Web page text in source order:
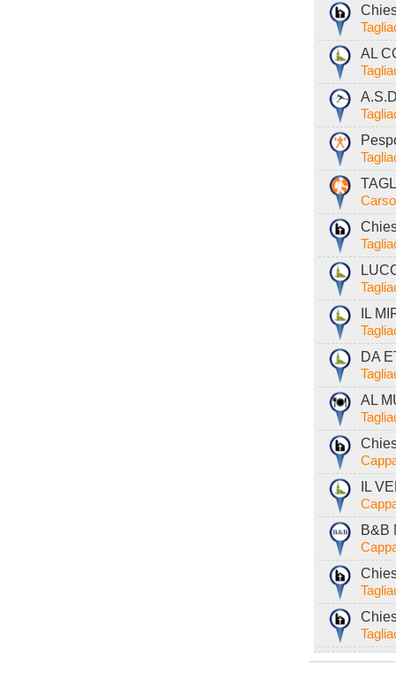
AL
IL
DA
AL
IL
B&B